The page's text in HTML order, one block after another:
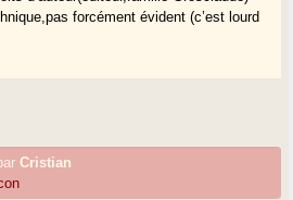
forcément évident (c’est lourd
Cristian